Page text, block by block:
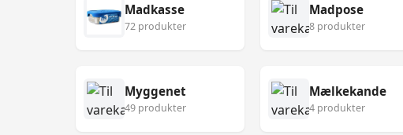
Madkasse
72 produkter
Madpose
8 produkter
Myggenet
49 produkter
Mælkekande
4 produkter